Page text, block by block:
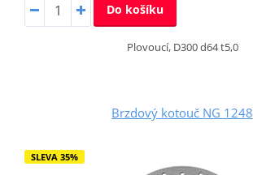
Do košíku
Plovoucí, D300 d64 t5,0
Brzdový kotouč NG 1248
SLEVA 35%